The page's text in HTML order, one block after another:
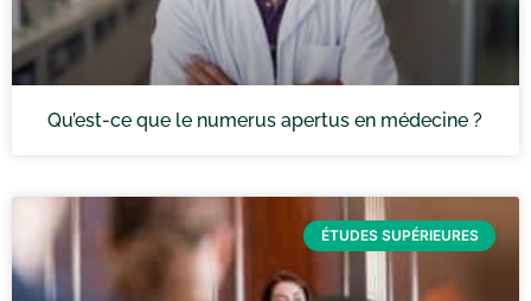
Qu’est-ce que le numerus apertus en médecine ?
ÉTUDES SUPÉRIEURES